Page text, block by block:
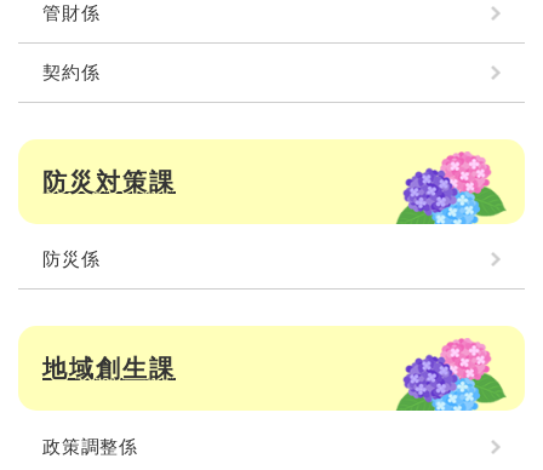
管財係
契約係
防災対策課
防災係
地域創生課
政策調整係